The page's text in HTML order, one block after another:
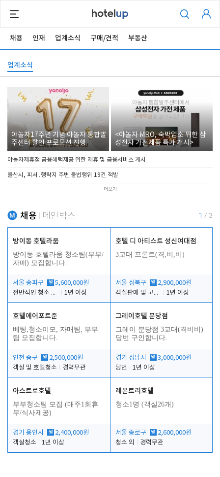
채용 인재 업계소식 구매/견적 부동산
업계소식
야놀자17주년 기념 야놀자 통합발
주센터 할인 프로모션 진행
<야놀자 MRO, 숙박업소 위한 삼
성전자 가전제품 특가 개시>
야놀자제휴점 금융혜택제공 위한 제휴 및 금융서비스 게시
울산시, 피서․행락지 주변 불법행위 19건 적발
더보기
채용 메인박스 1 / 3
방이동 호텔라움
방이동 호텔라움 청소팀(부부/
자매) 모집합니다.
서울 송파구 월 5,600,000원
전반적인 청소 업무(객실청소.객실정리)
1년 이상
호텔 디 아티스트 성신여대점
3교대 프론트(격,비,비)
서울 성북구 월 2,900,000원
객실판매 및 고객응대
1년 이상
호텔에어포트준
베팅,청소이모, 자매팀, 부부
팀 모집합니다.
인천 중구 월 2,500,000원
객실 및 호텔청소
경력무관
그레이호텔 분당점
그레이 분당점 3교대(격비비)
당번 구인합니다.
경기 성남시 월 3,000,000원
당번
1년 이상
아스트로호텔
부부청소팀 모집 (매주1회휴
무/식사제공)
경기 용인시 월 2,400,000원
객실청소
1년 이상
레몬트리호텔
청소1명 (객실26개)
서울 종로구 월 2,600,000원
청소 외
경력무관